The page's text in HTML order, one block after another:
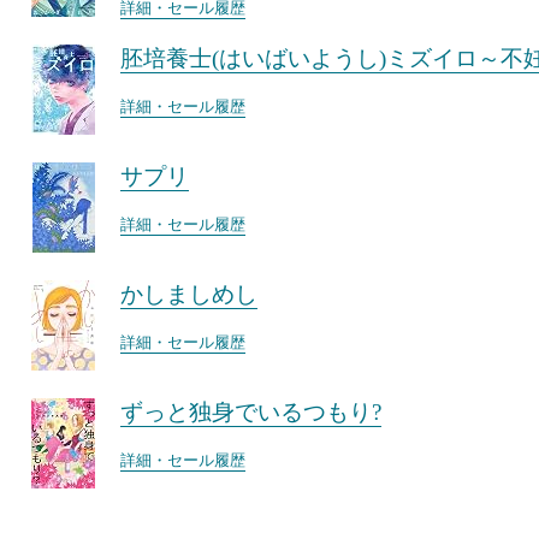
詳細・セール履歴
胚培養士(はいばいようし)ミズイロ～不
詳細・セール履歴
サプリ
詳細・セール履歴
かしましめし
詳細・セール履歴
ずっと独身でいるつもり?
詳細・セール履歴